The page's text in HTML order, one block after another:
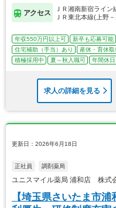
アクセス
ＪＲ湘南新宿ライ
ＪＲ東北本線(上野
年収550万円以上可 新卒も応募可能
住宅補助（手当）あり
産休・育休取
積極採用中
夏～秋入職可 年間休
求人の詳細を見る
更新日：2026年6月18日
正社員 調剤薬局
ユニスマイル薬局 浦和店 株式
【埼玉県さいたま市